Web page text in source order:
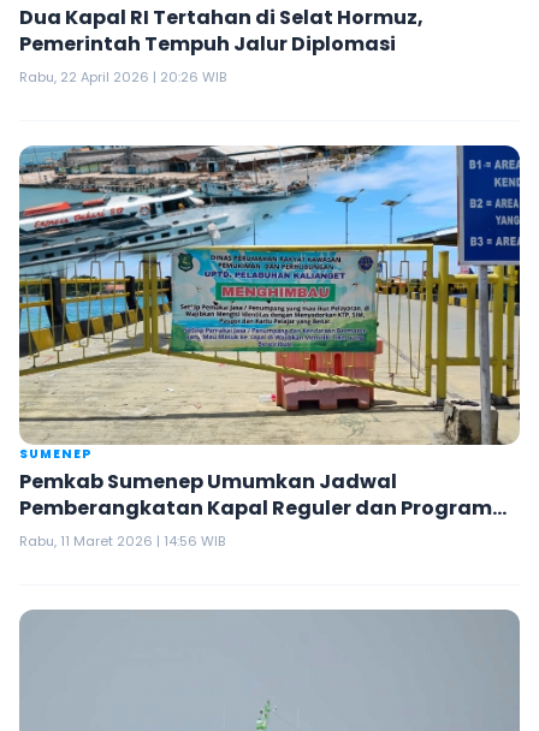
Dua Kapal RI Tertahan di Selat Hormuz,
Pemerintah Tempuh Jalur Diplomasi
Rabu, 22 April 2026 | 20:26 WIB
SUMENEP
Pemkab Sumenep Umumkan Jadwal
Pemberangkatan Kapal Reguler dan Program
Mudik Gratis 2026
Rabu, 11 Maret 2026 | 14:56 WIB